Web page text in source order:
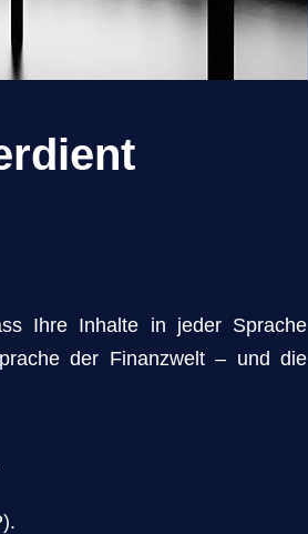
Ihre Inhalte in jeder Sprache
der Finanzwelt – und die